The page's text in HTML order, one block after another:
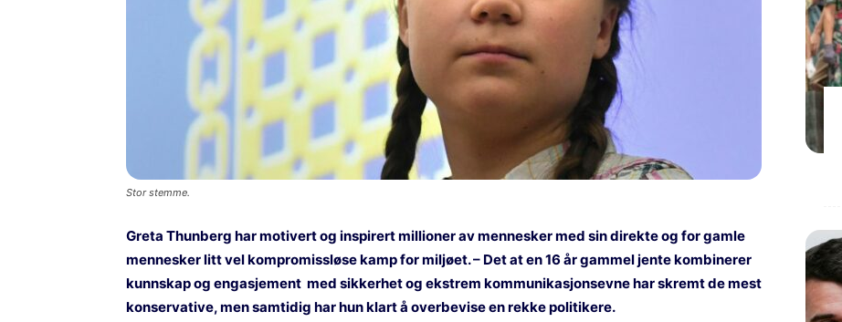
Stor stemme.
Greta Thunberg har motivert og inspirert millioner av mennesker med sin direkte og for gamle
mennesker litt vel kompromissløse kamp for miljøet. – Det at en 16 år gammel jente kombinerer
kunnskap og engasjement med sikkerhet og ekstrem kommunikasjonsevne har skremt de mest
konservative, men samtidig har hun klart å overbevise en rekke politikere.